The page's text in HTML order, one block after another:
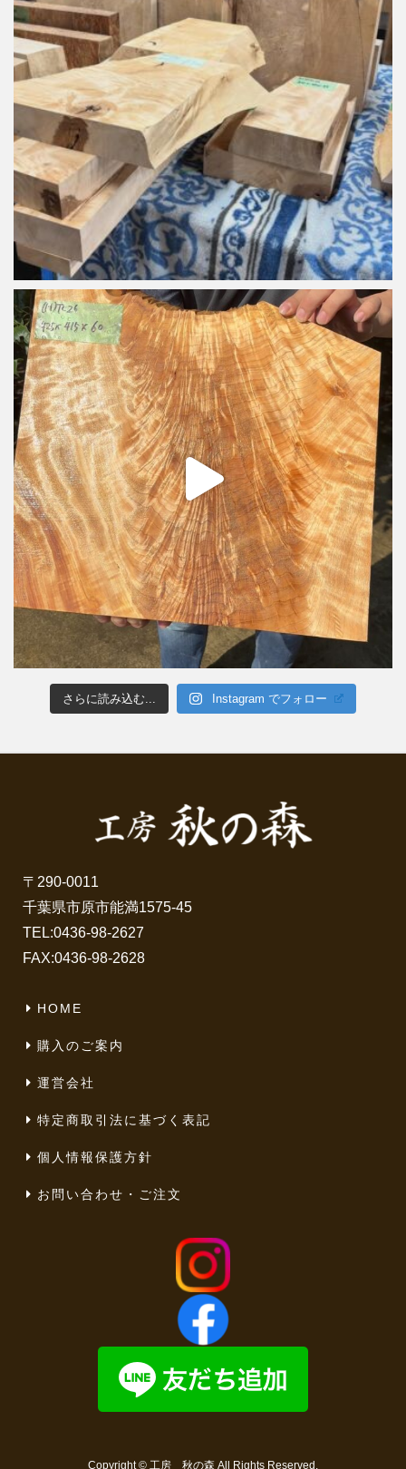
さらに読み込む... Instagram でフォロー
〒290-0011
千葉県市原市能満1575-45
TEL:0436-98-2627
FAX:0436-98-2628
HOME
購入のご案内
運営会社
特定商取引法に基づく表記
個人情報保護方針
お問い合わせ・ご注文
Copyright © 工房 秋の森 All Rights Reserved.